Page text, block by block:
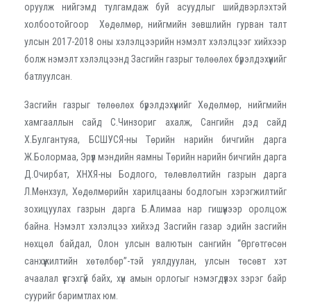
оруулж нийгэмд тулгамдаж буй асуудлыг шийдвэрлэхтэй
холбоотойгоор Хөдөлмөр, нийгмийн зөвшлийн гурван талт
улсын 2017-2018 оны хэлэлцээрийн нэмэлт хэлэлцээг хийхээр
болж нэмэлт хэлэлцээнд Засгийн газрыг төлөөлөх бүрэлдэхүүнийг
батлуулсан.
Засгийн газрыг төлөөлөх бүрэлдэхүүнийг Хөдөлмөр, нийгмийн
хамгааллын сайд С.Чинзориг ахалж, Сангийн дэд сайд
Х.Булгантуяа, БСШУСЯ-ны Төрийн нарийн бичгийн дарга
Ж.Болормаа, Эрүүл мэндийн яамны Төрийн нарийн бичгийн дарга
Д.Очирбат, ХНХЯ-ны Бодлого, төлөвлөлтийн газрын дарга
Л.Мөнхзул, Хөдөлмөрийн харилцааны бодлогын хэрэгжилтийг
зохицуулах газрын дарга Б.Алимаа нар гишүүнээр оролцож
байна. Нэмэлт хэлэлцээ хийхэд Засгийн газар эдийн засгийн
нөхцөл байдал, Олон улсын валютын сангийн “Өргөтгөсөн
санхүүжилтийн хөтөлбөр”-тэй уялдуулан, улсын төсөвт хэт
ачаалал үүсгэхгүй байх, хүн амын орлогыг нэмэгдүүлэх зэрэг байр
суурийг баримтлах юм.